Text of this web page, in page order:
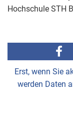
Hochschule STH
Erst, wenn Sie
werden Daten